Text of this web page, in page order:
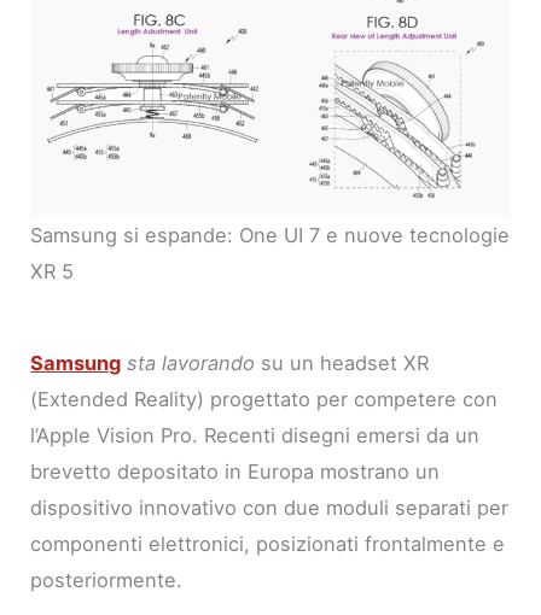
Samsung si espande: One UI 7 e nuove tecnologie
XR 5
Samsung sta lavorando su un headset XR
(Extended Reality) progettato per competere con
l’Apple Vision Pro. Recenti disegni emersi da un
brevetto depositato in Europa mostrano un
dispositivo innovativo con due moduli separati per
componenti elettronici, posizionati frontalmente e
posteriormente.